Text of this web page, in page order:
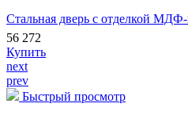
Стальная дверь с отделкой
56 272
Купить
next
prev
Быстрый просмотр